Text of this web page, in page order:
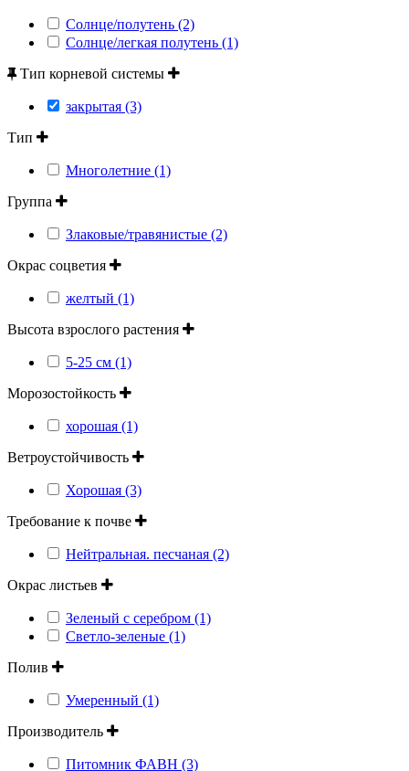
Солнце/полутень (2)
Солнце/легкая полутень (1)
Тип корневой системы
закрытая (3)
Тип
Многолетние (1)
Группа
Злаковые/травянистые (2)
Окрас соцветия
желтый (1)
Высота взрослого растения
5-25 см (1)
Морозостойкость
хорошая (1)
Ветроустойчивость
Хорошая (3)
Требование к почве
Нейтральная. песчаная (2)
Окрас листьев
Зеленый с серебром (1)
Светло-зеленые (1)
Полив
Умеренный (1)
Производитель
Питомник ФАВН (3)